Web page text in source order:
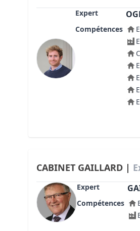
Expert
Compétences
CABINET GAILLARD |
Expert
Compétences